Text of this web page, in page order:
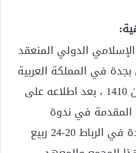
الدولي المنعقد
في المملكة العربية
السعودية من 17-23 شعبان 1410 ، بعد اطلاعه على
المقدمة في ندوة
“الأسواق المالية” المنعقدة في الرباط 20-24 ربيع